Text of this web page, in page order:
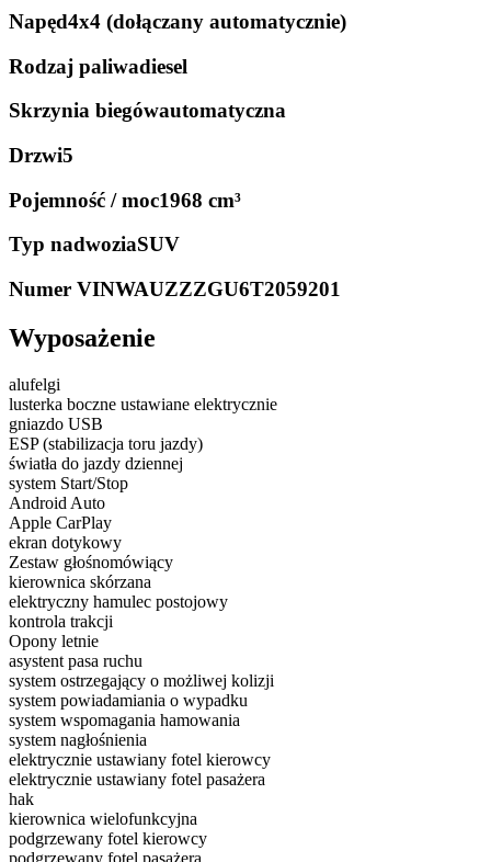
Napęd4x4 (dołączany automatycznie)
Rodzaj paliwadiesel
Skrzynia biegówautomatyczna
Drzwi5
Pojemność / moc1968 cm³
Typ nadwoziaSUV
Numer VINWAUZZZGU6T2059201
Wyposażenie
alufelgi
lusterka boczne ustawiane elektrycznie
gniazdo USB
ESP (stabilizacja toru jazdy)
światła do jazdy dziennej
system Start/Stop
Android Auto
Apple CarPlay
ekran dotykowy
Zestaw głośnomówiący
kierownica skórzana
elektryczny hamulec postojowy
kontrola trakcji
Opony letnie
asystent pasa ruchu
system ostrzegający o możliwej kolizji
system powiadamiania o wypadku
system wspomagania hamowania
system nagłośnienia
elektrycznie ustawiany fotel kierowcy
elektrycznie ustawiany fotel pasażera
hak
kierownica wielofunkcyjna
podgrzewany fotel kierowcy
podgrzewany fotel pasażera